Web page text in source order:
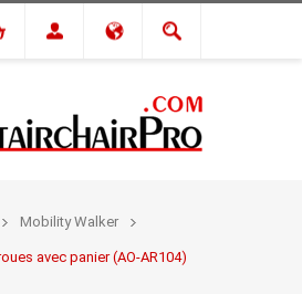
Mobility Walker
avec panier (AO-AR104)